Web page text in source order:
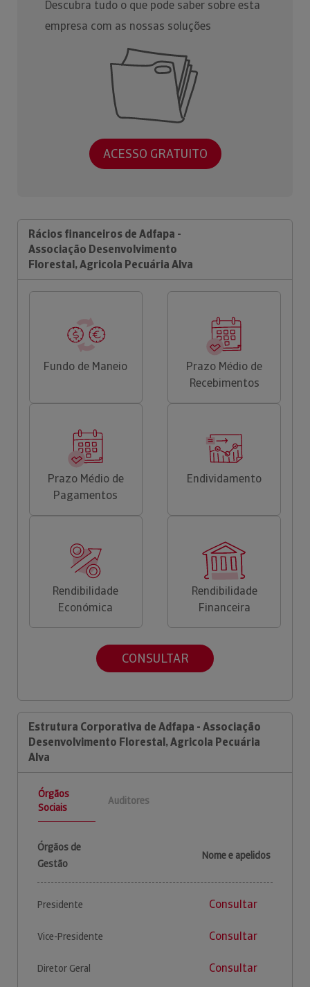
Descubra tudo o que pode saber sobre esta
empresa com as nossas soluções
ACESSO GRATUITO
Rácios financeiros de Adfapa -
Associação Desenvolvimento
Florestal, Agricola Pecuária Alva
Fundo de Maneio
Prazo Médio de
Recebimentos
Prazo Médio de
Pagamentos
Endividamento
Rendibilidade
Económica
Rendibilidade
Financeira
CONSULTAR
Estrutura Corporativa de Adfapa - Associação
Desenvolvimento Florestal, Agricola Pecuária
Alva
Órgãos
Sociais
Auditores
Órgãos de
Gestão
Nome e apelidos
Presidente Consultar
Vice-Presidente Consultar
Diretor Geral Consultar